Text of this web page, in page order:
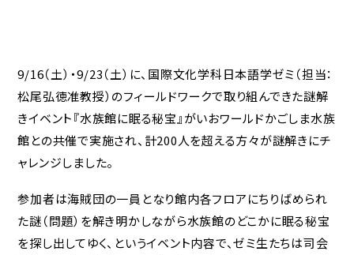
9/16（土）・9/23（土）に、国際文化学科日本語学ゼミ（担当：
松尾弘徳准教授）のフィールドワークで取り組んできた謎解
きイベント『水族館に眠る秘宝』がいおワールドかごしま水族
館との共催で実施され、計200人を超える方々が謎解きにチ
ャレンジしました。
参加者は海賊団の一員となり館内各フロアにちりばめられ
た謎（問題）を解き明かしながら水族館のどこかに眠る秘宝
を探し出してゆく、というイベント内容で、ゼミ生たちは司会